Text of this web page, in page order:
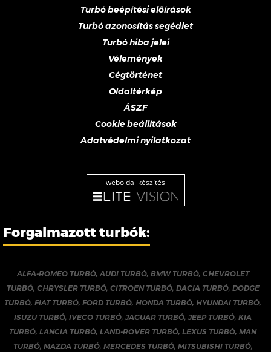
Turbó beépítési előírások
Turbó azonosítás segédlet
Turbó hiba jelei
Vélemények
Cégtörténet
Oldaltérkép
ÁSZF
Cookie beállítások
Adatvédelmi nyilatkozat
weboldal készítés
Forgalmazott turbók:
ALFA-ROMEO TURBÓ,AUDI TURBÓ, BMW TURBÓ, CHEVROLET
TURBÓ, CHRYSLER TURBÓ, CITROEN TURBÓ, DACIA TURBÓ, DODGE
TURBÓ,FIAT TURBÓ,FORD TURBÓ, HONDA TURBÓ, HYUNDAI TURBÓ,
ISUZU TURBÓ,IVECO TURBÓ,JAGUAR TURBÓ,JEEP TURBÓ,KIA
TURBÓ,LANCIA TURBÓ,LAND-ROVER TURBÓ,LEXUS TURBÓ,MAN
TURBÓ, MAZDA TURBÓ, MERCEDES TURBÓ, MITSUBISHI TURBÓ,